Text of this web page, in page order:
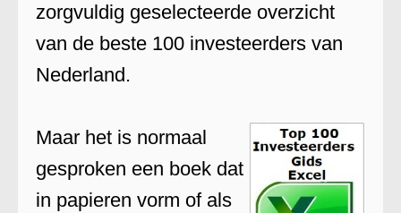
zorgvuldig geselecteerde overzicht
van de beste 100 investeerders van
Nederland.
Maar het is normaal
gesproken een boek dat
in papieren vorm of als